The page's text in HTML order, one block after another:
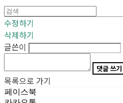
수정하기
삭제하기
글쓴이
댓글 쓰기
목록으로 가기
페이스북